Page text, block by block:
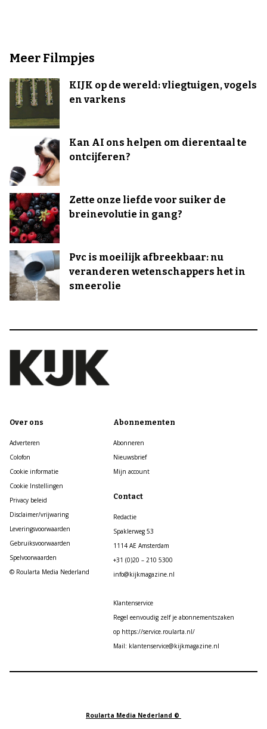
Meer Filmpjes
KIJK op de wereld: vliegtuigen, vogels
en varkens
Kan AI ons helpen om dierentaal te
ontcijferen?
Zette onze liefde voor suiker de
breinevolutie in gang?
Pvc is moeilijk afbreekbaar: nu
veranderen wetenschappers het in
smeerolie
Over ons
Adverteren
Colofon
Cookie informatie
Cookie Instellingen
Privacy beleid
Disclaimer/vrijwaring
Leveringsvoorwaarden
Gebruiksvoorwaarden
Spelvoorwaarden
© Roularta Media Nederland
Abonnementen
Abonneren
Nieuwsbrief
Mijn account
Contact
Redactie
Spaklerweg 53
1114 AE Amsterdam
+31 (0)20 – 210 5300
info@kijkmagazine.nl
Klantenservice
Regel eenvoudig zelf je abonnementszaken
op https://service.roularta.nl/
Mail: klantenservice@kijkmagazine.nl
Roularta Media Nederland ©